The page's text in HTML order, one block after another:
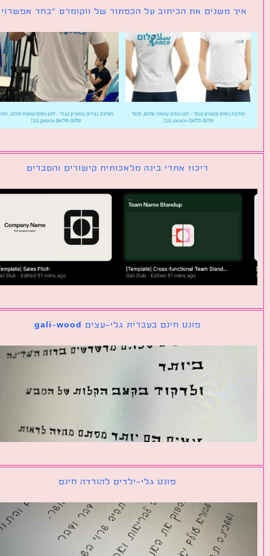
משנים את הכיתוב על הכפתור של ווקומרס ״בחר אפשרויות״
ריכוז אתרי בינה מלאכותית קישורים והסברים
פונט חינם בעברית גלי-עצים gali-wood
פונט גלי-ילדים להורדה חינם